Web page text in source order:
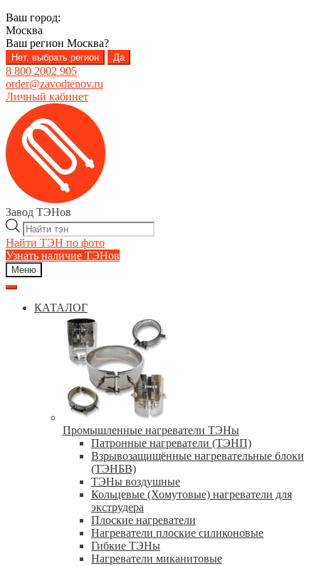
Ваш город:
Москва
Ваш регион Москва?
Нет, выбрать регион Да
8 800 2002 905
order@zavodtenov.ru
Личный кабинет
Перейти
навигации
Перейти
содержимому
Завод ТЭНов
Поиск
товаров
Найти ТЭН по фото
Узнать наличие ТЭНов
Меню
КАТАЛОГ
Промышленные нагреватели ТЭНы
Патронные нагреватели (ТЭНП)
Взрывозащищённые нагревательные блоки
(ТЭНБВ)
ТЭНы воздушные
Кольцевые (Хомутовые) нагреватели для
экструдера
Плоские нагреватели
Нагреватели плоские силиконовые
Гибкие ТЭНы
Нагреватели миканитовые